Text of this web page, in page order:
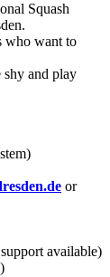
Squash
who want to
shy and play
or
available)
)